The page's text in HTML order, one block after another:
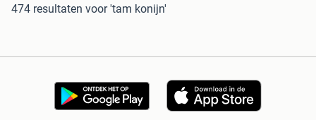
474 resultaten voor 'tam konijn'